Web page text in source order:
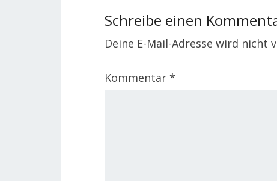
Schreibe einen
Deine E-Mail-Adresse wird nicht
Kommentar *